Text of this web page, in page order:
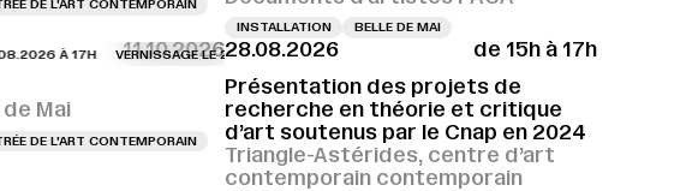
DE L'ART CONTEMPORAIN
INSTALLATION BELLE DE MAI
À 16H VERNISSAGE LE 28.08.2026 À 16H VERNISSAGE LE 28.08.2026 À 16H
LE 28.08.2026 À 17H VERNISSAGE LE 28.08.2026 À 17H VERNISSAGE LE 28.08.2026 À 17H
11.10.2026
À 17H VERNISSAGE LE 28.08.2026 À 17H VERNISSAGE LE 28.08.2026 À 17H VERNISSAGE LE
Mai
DE L'ART CONTEMPORAIN
28.08.2026
de 15h à 17h
Présentation des projets de
recherche en théorie et critique
d’art soutenus par le Cnap en 2024
Triangle-Astérides, centre d’art
contemporain contemporain